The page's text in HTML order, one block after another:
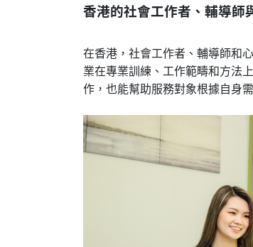
香港的社會工作者、輔導師
在香港，社會工作者、輔導師和
業在專業訓練、工作範疇和方法
作，也能幫助服務對象根據自身